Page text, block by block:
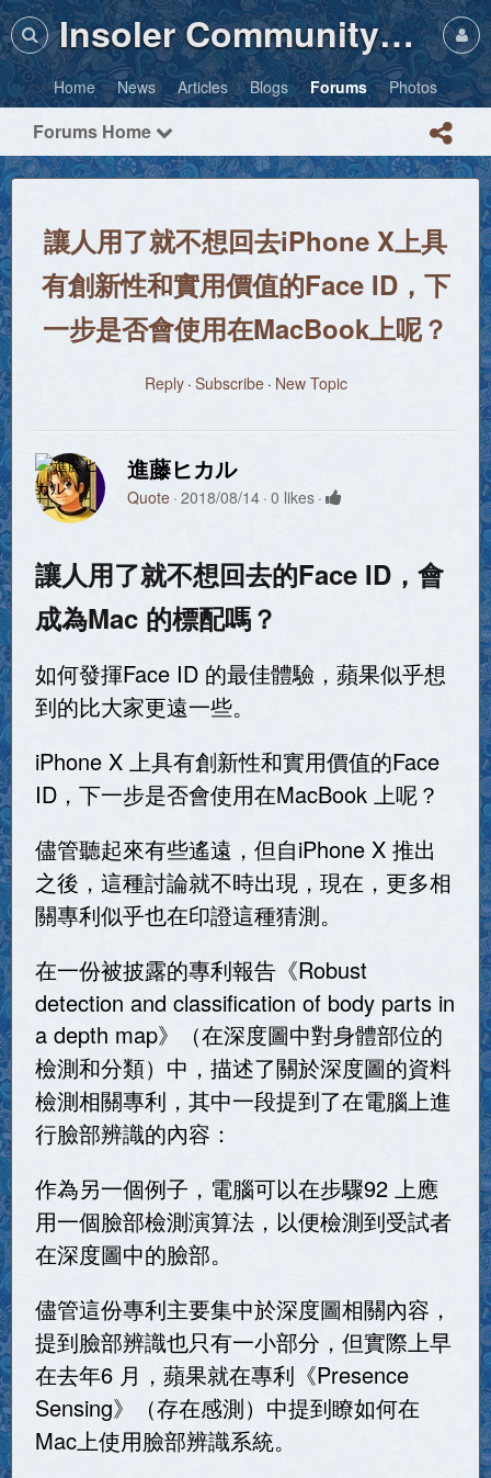
Insoler Community・Photos
Home News Articles Blogs Forums Photos
Forums Home
讓人用了就不想回去iPhone X上具
有創新性和實用價值的Face ID，下
一步是否會使用在MacBook上呢？
Reply Subscribe New Topic
進藤ヒカル
Quote 2018/08/14 0 likes
讓人用了就不想回去的Face ID，會
成為Mac 的標配嗎？
如何發揮Face ID 的最佳體驗，蘋果似乎想
到的比大家更遠一些。
iPhone X 上具有創新性和實用價值的Face
ID，下一步是否會使用在MacBook 上呢？
儘管聽起來有些遙遠，但自iPhone X 推出
之後，這種討論就不時出現，現在，更多相
關專利似乎也在印證這種猜測。
在一份被披露的專利報告《Robust
detection and classification of body parts in
a depth map》（在深度圖中對身體部位的
檢測和分類）中，描述了關於深度圖的資料
檢測相關專利，其中一段提到了在電腦上進
行臉部辨識的內容：
作為另一個例子，電腦可以在步驟92 上應
用一個臉部檢測演算法，以便檢測到受試者
在深度圖中的臉部。
儘管這份專利主要集中於深度圖相關內容，
提到臉部辨識也只有一小部分，但實際上早
在去年6 月，蘋果就在專利《Presence
Sensing》（存在感測）中提到瞭如何在
Mac上使用臉部辨識系統。